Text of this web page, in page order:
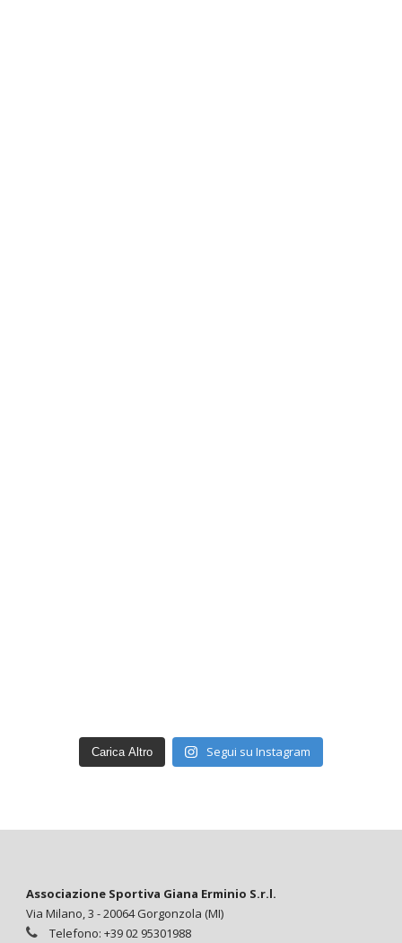
Carica Altro Segui su Instagram
Associazione Sportiva Giana Erminio S.r.l.
Via Milano, 3 - 20064 Gorgonzola (MI)
Telefono: +39 02 95301988